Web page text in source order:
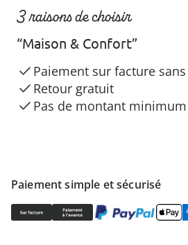
Paiement simple et sécurisé
3 raisons de choisir
“Maison & Confort”
Paiement sur facture
Retour gratuit
Pas de montant